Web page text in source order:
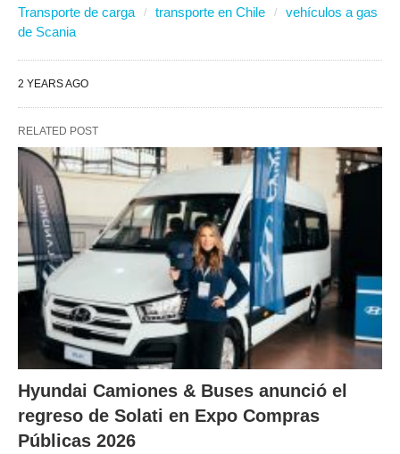
Transporte de carga
transporte en Chile
vehículos a gas
de Scania
2 YEARS AGO
RELATED POST
Hyundai Camiones & Buses anunció el
regreso de Solati en Expo Compras
Públicas 2026